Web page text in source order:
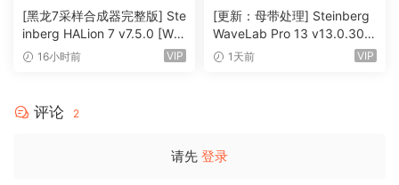
器
[黑龙7采样合成器完整版] Ste
inberg HALion 7 v7.5.0 [Wi
N, MacOSX]（673.3MB+92
16小时前 VIP
用· 苹果宿主
[更新：母带处理] Steinberg
WaveLab Pro 13 v13.0.30
+安装方法 [WiN, MacOSX]
1天前 VIP
评论 2
请先 登录